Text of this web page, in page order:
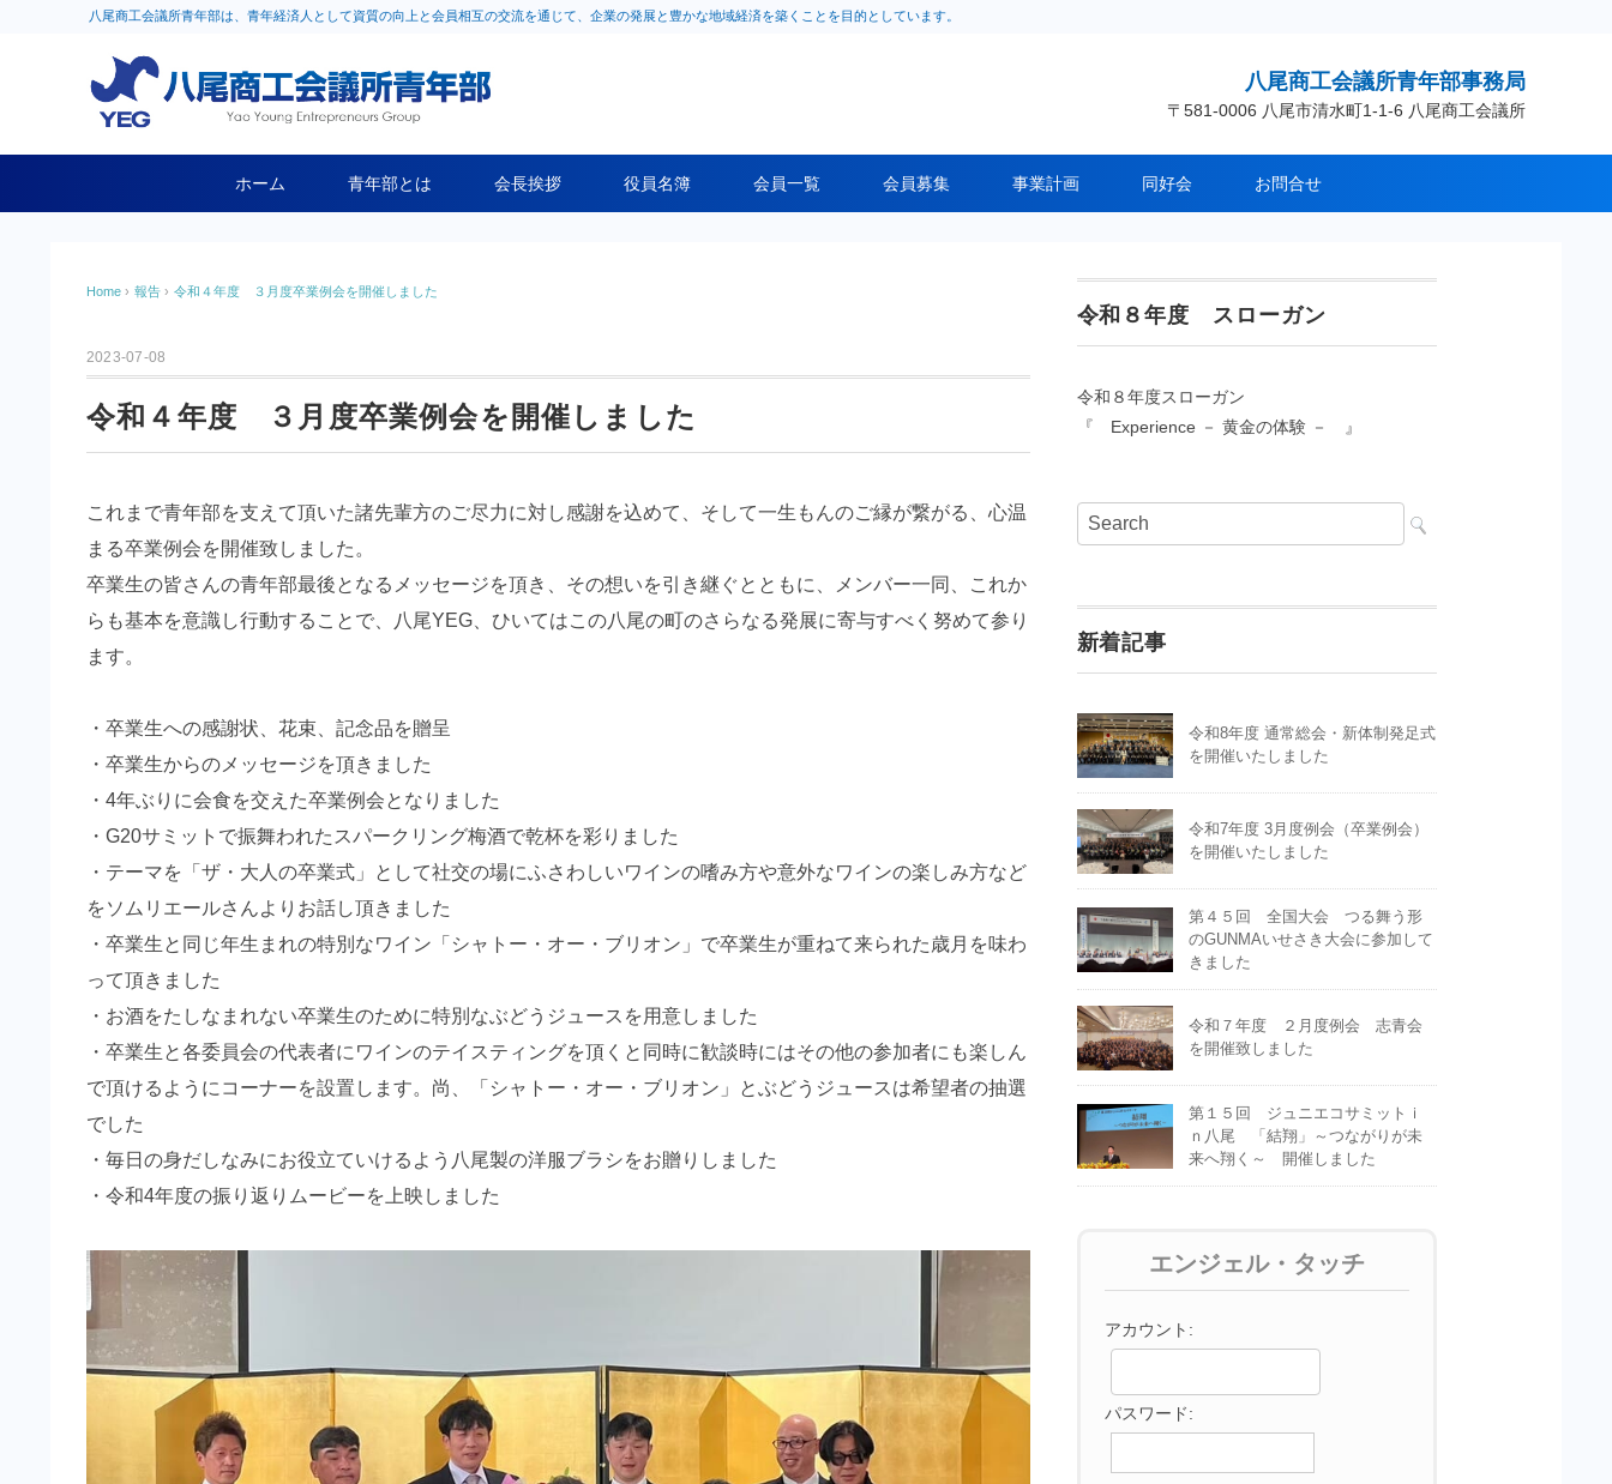
八尾商工会議所青年部は、青年経済人として資質の向上と会員相互の交流を通じて、企業の発展と豊かな地域経済を築くことを目的としています。
八尾商工会議所青年部事務局
〒581-0006 八尾市清水町1-1-6 八尾商工会議所
ホーム 青年部とは 会長挨拶 役員名簿 会員一覧 会員募集 事業計画 同好会 お問合せ
Home › 報告 › 令和４年度 ３月度卒業例会を開催しました
2023-07-08
令和４年度 ３月度卒業例会を開催しました
これまで青年部を支えて頂いた諸先輩方のご尽力に対し感謝を込めて、そして一生もんのご縁が繋がる、心温
まる卒業例会を開催致しました。
卒業生の皆さんの青年部最後となるメッセージを頂き、その想いを引き継ぐとともに、メンバー一同、これか
らも基本を意識し行動することで、八尾YEG、ひいてはこの八尾の町のさらなる発展に寄与すべく努めて参り
ます。
・卒業生への感謝状、花束、記念品を贈呈
・卒業生からのメッセージを頂きました
・4年ぶりに会食を交えた卒業例会となりました
・G20サミットで振舞われたスパークリング梅酒で乾杯を彩りました
・テーマを「ザ・大人の卒業式」として社交の場にふさわしいワインの嗜み方や意外なワインの楽しみ方など
をソムリエールさんよりお話し頂きました
・卒業生と同じ年生まれの特別なワイン「シャトー・オー・ブリオン」で卒業生が重ねて来られた歳月を味わ
って頂きました
・お酒をたしなまれない卒業生のために特別なぶどうジュースを用意しました
・卒業生と各委員会の代表者にワインのテイスティングを頂くと同時に歓談時にはその他の参加者にも楽しん
で頂けるようにコーナーを設置します。尚、「シャトー・オー・ブリオン」とぶどうジュースは希望者の抽選
でした
・毎日の身だしなみにお役立ていけるよう八尾製の洋服ブラシをお贈りしました
・令和4年度の振り返りムービーを上映しました
令和８年度 スローガン
令和８年度スローガン
『 Experience － 黄金の体験 － 』
新着記事
令和8年度 通常総会・新体制発足式
を開催いたしました
令和7年度 3月度例会（卒業例会）
を開催いたしました
第４５回 全国大会 つる舞う形
のGUNMAいせさき大会に参加して
きました
令和７年度 ２月度例会 志青会
を開催致しました
第１５回 ジュニエコサミットｉ
ｎ八尾 「結翔」～つながりが未
来へ翔く～ 開催しました
エンジェル・タッチ
アカウント:
パスワード: